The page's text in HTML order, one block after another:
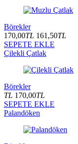
Börekler
170,00TL 161,50TL
SEPETE EKLE
Çilekli Çatlak
Börekler
TL 170,00TL
SEPETE EKLE
Palandöken